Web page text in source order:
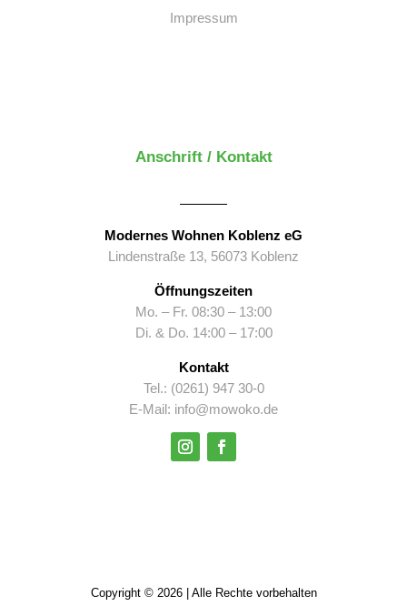
Impressum
Anschrift / Kontakt
Modernes Wohnen Koblenz eG
Lindenstraße 13, 56073 Koblenz
Öffnungszeiten
Mo. – Fr. 08:30 – 13:00
Di. & Do. 14:00 – 17:00
Kontakt
Tel.: (0261) 947 30-0
E-Mail: info@mowoko.de
Copyright © 2026 | Alle Rechte vorbehalten